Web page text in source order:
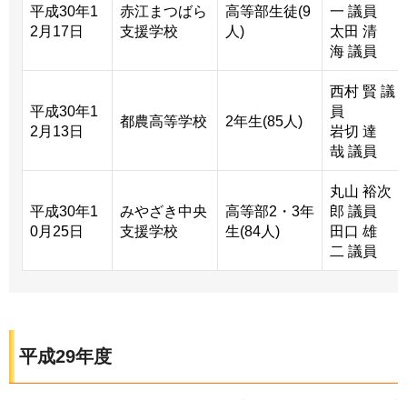
平成30年1
2月17日
赤江まつばら
支援学校
高等部生徒(9
人)
一 議員
太田 清
海 議員
平成30年1
2月13日
都農高等学校 2年生(85人)
西村 賢 議
員
岩切 達
哉 議員
平成30年1
0月25日
みやざき中央
支援学校
高等部2・3年
生(84人)
丸山 裕次
郎 議員
田口 雄
二 議員
平成29年度